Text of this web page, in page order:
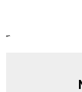
“`